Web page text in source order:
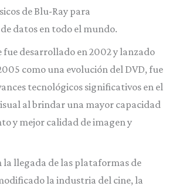
de Blu-Ray para
datos en todo el mundo.
fue desarrollado en 2002 y lanzado
como una evolución del DVD, fue
tecnológicos significativos en el
al brindar una mayor capacidad
y mejor calidad de imagen y
llegada de las plataformas de
la industria del cine, la